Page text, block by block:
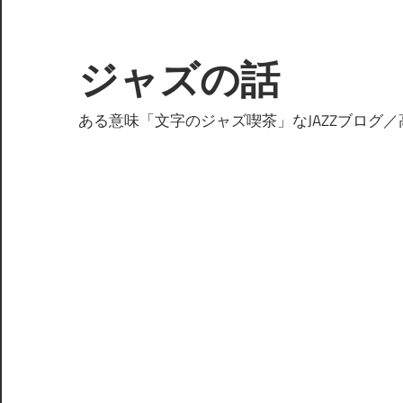
テ
ン
ツ
ジャズの話
ある意味「文字のジャズ喫茶」なJAZZブログ